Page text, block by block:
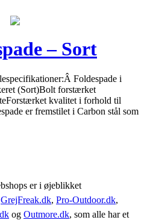
– Sort
Foldespade i
(Sort)Bolt forstærket
kvalitet i forhold til
er fremstilet i Carbon stål som
er i øjeblikket
GrejFreak.dk, Pro-Outdoor.dk,
og Outmore.dk, som alle har et